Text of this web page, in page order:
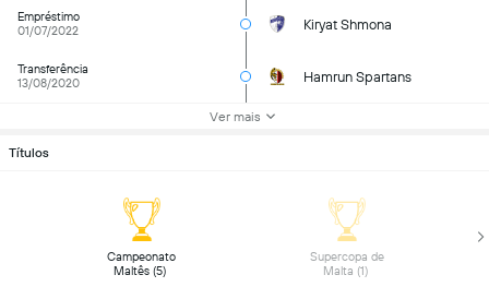
Empréstimo
01/07/2022
Kiryat Shmona
Transferência
13/08/2020
Hamrun Spartans
Ver mais
Títulos
Campeonato
Supercopa de